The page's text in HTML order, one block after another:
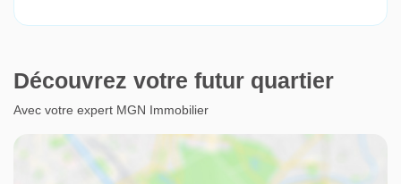
Découvrez votre futur quartier
Avec votre expert MGN Immobilier